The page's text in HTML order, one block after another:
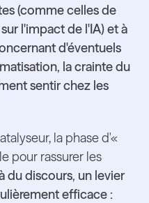
(comme celles de
l'impact de l'IA) et à
d'éventuels
la crainte du
sentir chez les
la phase d'«
pour rassurer les
du discours, un levier
efficace :